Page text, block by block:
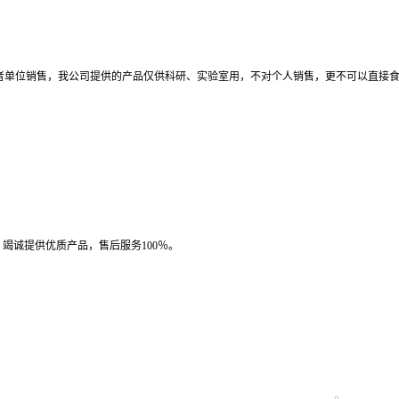
位销售，我公司提供的产品仅供科研、实验室用，不对个人销售，更不可以直接
诚提供优质产品，售后服务100％。